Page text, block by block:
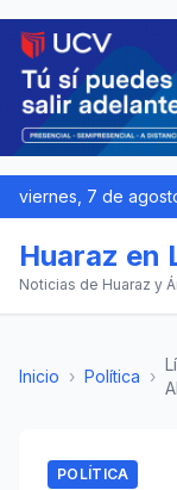
viernes, 7 de
Huaraz en
Noticias de Huaraz y
Inicio › Política ›
POLÍTICA